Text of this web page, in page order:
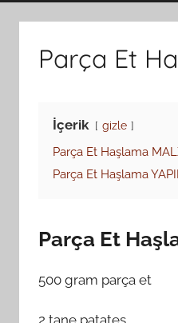
Parça Et
İçerik gizle
Parça Et Haşlama
Parça Et Haşlama
Parça Et
500 gram parça et